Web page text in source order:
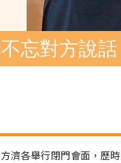
忘對方說話
濟各舉行閉門會面，歷